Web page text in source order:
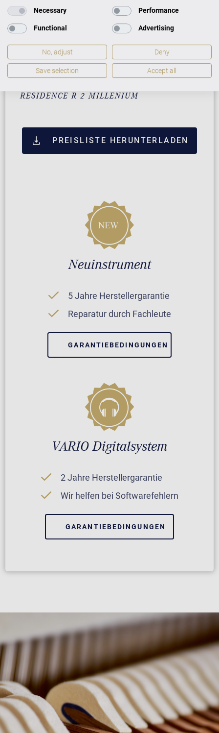
Santos Palisander mit
Messing
Pyramidenmahagoni mit
Messing
32.900 €
RESIDENCE R 2 MILLENIUM
PREISLISTE HERUNTERLADEN
Neuinstrument
5 Jahre Herstellergarantie
Reparatur durch Fachleute
GARANTIEBEDINGUNGEN
VARIO Digitalsystem
2 Jahre Herstellergarantie
Wir helfen bei Softwarefehlern
GARANTIEBEDINGUNGEN
Necessary Performance
Functional Advertising
No, adjust Deny
Save selection Accept all